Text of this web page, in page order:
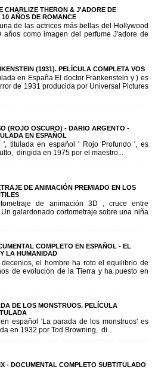
CHARLIZE THERON & J'ADORE DE
AÑOS DE ROMANCE
de las actrices más bellas del Hollywood
años como imagen del perfume J'adore de
(1931). PELÍCULA COMPLETA VOS
en España El doctor Frankenstein y ) es
de 1931 producida por Universal Pictures
(ROJO OSCURO) - DARIO ARGENTO -
EN ESPAÑOL
', titulada en español ' Rojo Profundo ', es
dirigida en 1975 por el maestro...
DE ANIMACIÓN PREMIADO EN LOS
de animación 3D , cruce entre
galardonado cortometraje sobre una niña
COMPLETO EN ESPAÑOL - EL
LA HUMANIDAD
el hombre ha roto el equilibrio de
de evolución de la Tierra y ha puesto en
DE LOS MONSTRUOS. PELÍCULA
español 'La parada de los monstruos' es
en 1932 por Tod Browning, di...
- DOCUMENTAL COMPLETO SUBTITULADO